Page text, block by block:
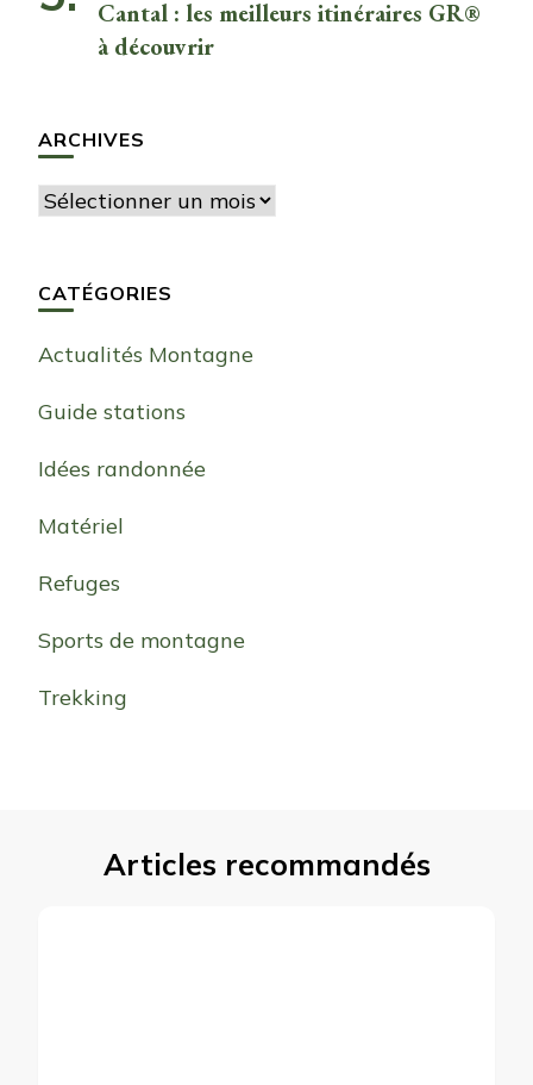
Cantal : les meilleurs itinéraires GR®
à découvrir
ARCHIVES
Archives
CATÉGORIES
Actualités Montagne
Guide stations
Idées randonnée
Matériel
Refuges
Sports de montagne
Trekking
Articles recommandés